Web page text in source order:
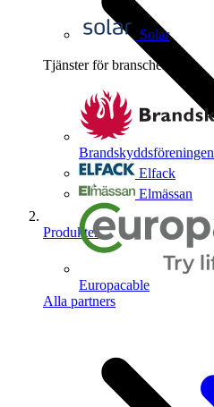
Solar
Tjänster för branschen
Brandskyddsföreningen
Elfack
Elmässan
Europacable
Alla partners
Produkter